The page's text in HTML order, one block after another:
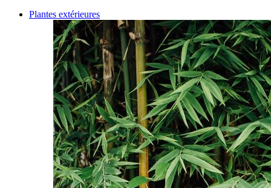
Plantes extérieures